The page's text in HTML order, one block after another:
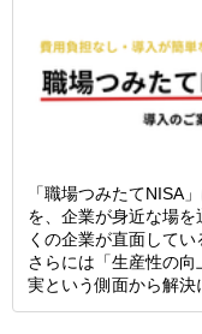
「職場つみたてNISA
を、企業が身近な場
くの企業が直面してい
さらには「生産性の
実という側面から解決